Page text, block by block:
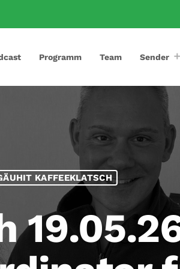
Programm Team Sender
KAFFEEKLATSCH